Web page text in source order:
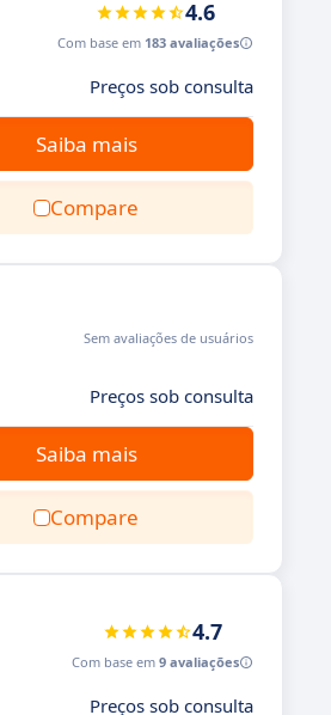
4.6
Com base em 183 avaliações
Preços sob consulta
Saiba mais
Compare
Sem avaliações de usuários
Preços sob consulta
Saiba mais
Compare
4.7
Com base em 9 avaliações
Preços sob consulta